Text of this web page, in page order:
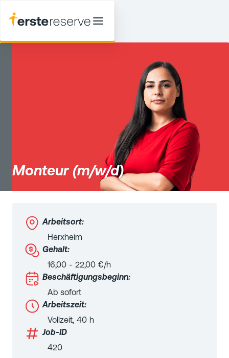
Monteur (m/w/d)
Arbeitsort:
Herxheim
Gehalt:
16,00 - 22,00 €/h
Beschäftigungsbeginn:
Ab sofort
Arbeitszeit:
Vollzeit, 40 h
Job-ID
420